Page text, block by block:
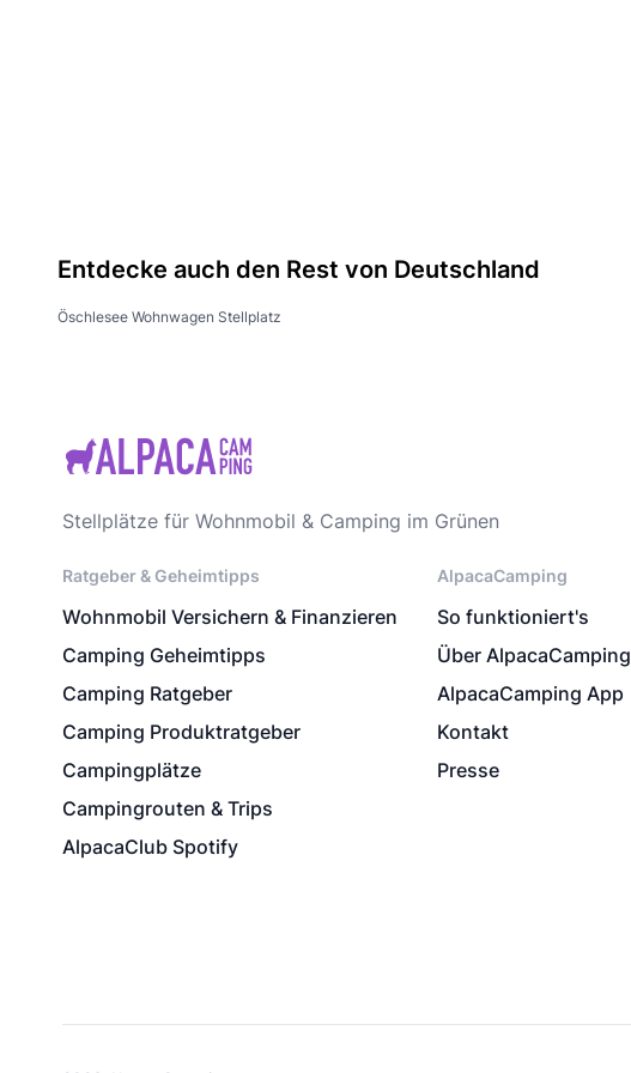
Entdecke auch den Rest von Deutschland
Öschlesee Wohnwagen Stellplatz
Stellplätze für Wohnmobil & Camping im Grünen
Ratgeber & Geheimtipps
Wohnmobil Versichern & Finanzieren
Camping Geheimtipps
Camping Ratgeber
Camping Produktratgeber
Campingplätze
Campingrouten & Trips
AlpacaClub Spotify
AlpacaCamping
So funktioniert's
Über AlpacaCamping
AlpacaCamping App
Kontakt
Presse